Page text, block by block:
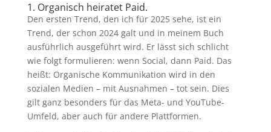
1. Organisch heiratet Paid.
Den ersten Trend, den ich für 2025 sehe, ist ein
Trend, der schon 2024 galt und in meinem Buch
ausführlich ausgeführt wird. Er lässt sich schlicht
wie folgt formulieren: wenn Social, dann Paid. Das
heißt: Organische Kommunikation wird in den
sozialen Medien – mit Ausnahmen – tot sein. Dies
gilt ganz besonders für das Meta- und YouTube-
Umfeld, aber auch für andere Plattformen.